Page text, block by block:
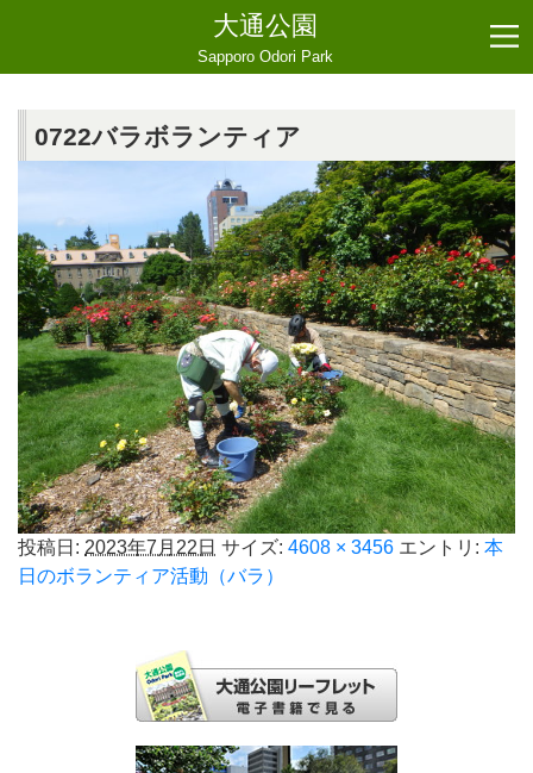
大通公園
Sapporo Odori Park
0722バラボランティア
投稿日: 2023年7月22日 サイズ: 4608 × 3456 エントリ: 本
日のボランティア活動（バラ）